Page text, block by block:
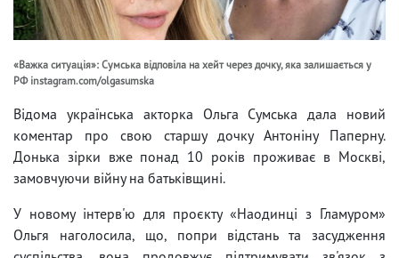
«Важка ситуація»: Сумська відповіла на хейт через дочку, яка залишається у
РФ instagram.com/olgasumska
Відома українська акторка Ольга Сумська дала новий
коментар про свою старшу дочку Антоніну Паперну.
Донька зірки вже понад 10 років проживає в Москві,
замовчуючи війну на батьківщині.
У новому інтерв'ю для проєкту «Наодинці з Гламуром»
Ольгя наголосила, що, попри відстань та засудження